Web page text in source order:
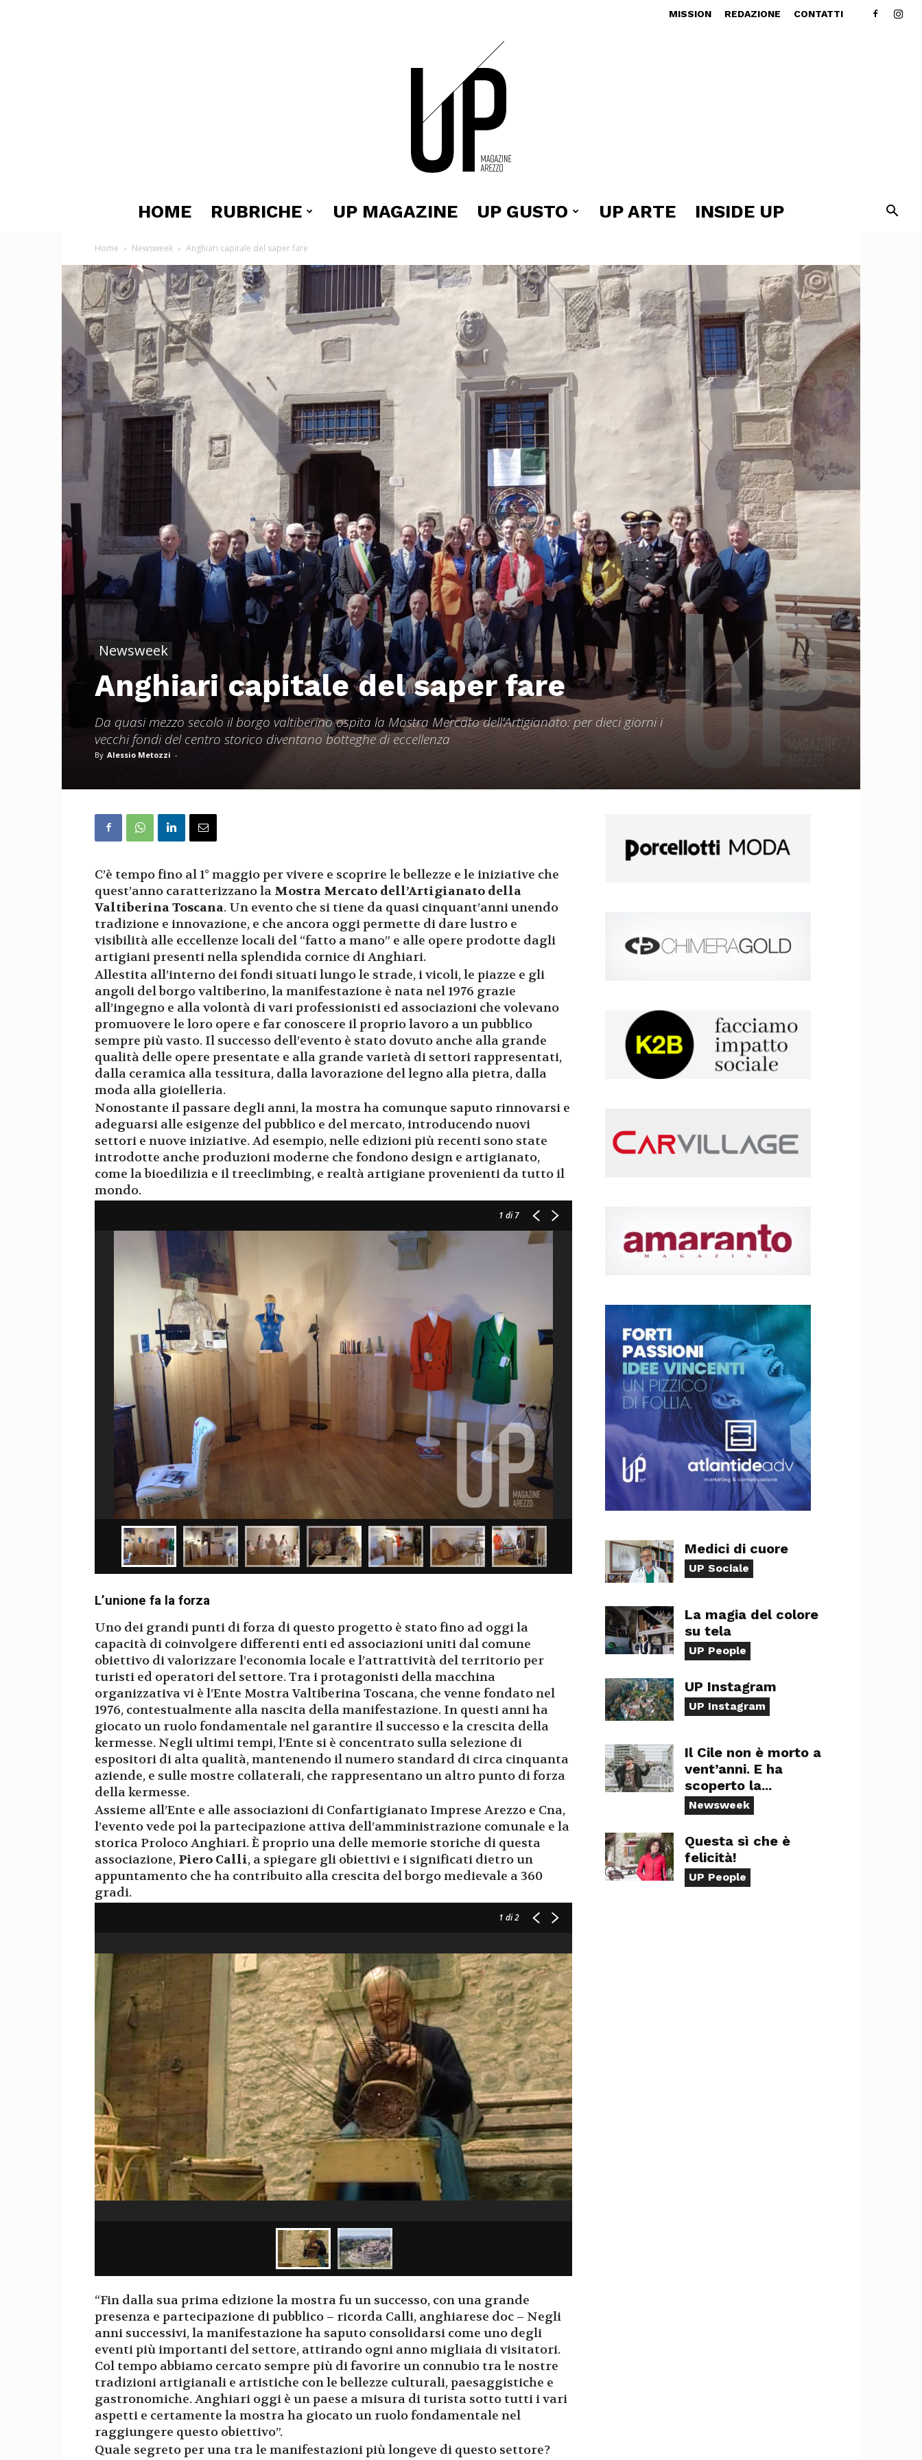
MISSION REDAZIONE CONTATTI
Magazine
HOME RUBRICHE UP MAGAZINE UP GUSTO UP ARTE INSIDE UP
Home Newsweek Anghiari capitale del saper fare
Newsweek
Anghiari capitale del saper fare
Da quasi mezzo secolo il borgo valtiberino ospita la Mostra Mercato dell’Artigianato: per dieci giorni i
vecchi fondi del centro storico diventano botteghe di eccellenza
By Alessio Metozzi -
C’è tempo fino al 1° maggio per vivere e scoprire le bellezze e le iniziative che
quest’anno caratterizzano la Mostra Mercato dell’Artigianato della
Valtiberina Toscana. Un evento che si tiene da quasi cinquant’anni unendo
tradizione e innovazione, e che ancora oggi permette di dare lustro e
visibilità alle eccellenze locali del “fatto a mano” e alle opere prodotte dagli
artigiani presenti nella splendida cornice di Anghiari.
Allestita all’interno dei fondi situati lungo le strade, i vicoli, le piazze e gli
angoli del borgo valtiberino, la manifestazione è nata nel 1976 grazie
all’ingegno e alla volontà di vari professionisti ed associazioni che volevano
promuovere le loro opere e far conoscere il proprio lavoro a un pubblico
sempre più vasto. Il successo dell’evento è stato dovuto anche alla grande
qualità delle opere presentate e alla grande varietà di settori rappresentati,
dalla ceramica alla tessitura, dalla lavorazione del legno alla pietra, dalla
moda alla gioielleria.
Nonostante il passare degli anni, la mostra ha comunque saputo rinnovarsi e
adeguarsi alle esigenze del pubblico e del mercato, introducendo nuovi
settori e nuove iniziative. Ad esempio, nelle edizioni più recenti sono state
introdotte anche produzioni moderne che fondono design e artigianato,
come la bioedilizia e il treeclimbing, e realtà artigiane provenienti da tutto il
mondo.
1 di 7
L’unione fa la forza
Uno dei grandi punti di forza di questo progetto è stato fino ad oggi la
capacità di coinvolgere differenti enti ed associazioni uniti dal comune
obiettivo di valorizzare l’economia locale e l’attrattività del territorio per
turisti ed operatori del settore. Tra i protagonisti della macchina
organizzativa vi è l’Ente Mostra Valtiberina Toscana, che venne fondato nel
1976, contestualmente alla nascita della manifestazione. In questi anni ha
giocato un ruolo fondamentale nel garantire il successo e la crescita della
kermesse. Negli ultimi tempi, l’Ente si è concentrato sulla selezione di
espositori di alta qualità, mantenendo il numero standard di circa cinquanta
aziende, e sulle mostre collaterali, che rappresentano un altro punto di forza
della kermesse.
Assieme all’Ente e alle associazioni di Confartigianato Imprese Arezzo e Cna,
l’evento vede poi la partecipazione attiva dell’amministrazione comunale e la
storica Proloco Anghiari. È proprio una delle memorie storiche di questa
associazione, Piero Calli, a spiegare gli obiettivi e i significati dietro un
appuntamento che ha contribuito alla crescita del borgo medievale a 360
gradi.
1 di 2
“Fin dalla sua prima edizione la mostra fu un successo, con una grande
presenza e partecipazione di pubblico – ricorda Calli, anghiarese doc – Negli
anni successivi, la manifestazione ha saputo consolidarsi come uno degli
eventi più importanti del settore, attirando ogni anno migliaia di visitatori.
Col tempo abbiamo cercato sempre più di favorire un connubio tra le nostre
tradizioni artigianali e artistiche con le bellezze culturali, paesaggistiche e
gastronomiche. Anghiari oggi è un paese a misura di turista sotto tutti i vari
aspetti e certamente la mostra ha giocato un ruolo fondamentale nel
raggiungere questo obiettivo”.
Quale segreto per una tra le manifestazioni più longeve di questo settore?
Medici di cuore
UP Sociale
La magia del colore
su tela
UP People
UP Instagram
UP Instagram
Il Cile non è morto a
vent’anni. E ha
scoperto la...
Newsweek
Questa sì che è
felicità!
UP People